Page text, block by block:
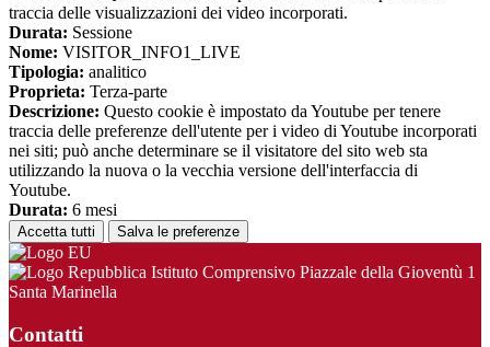
traccia delle visualizzazioni dei video incorporati.
Durata: Sessione
Nome: VISITOR_INFO1_LIVE
Tipologia: analitico
Proprieta: Terza-parte
Descrizione: Questo cookie è impostato da Youtube per tenere
traccia delle preferenze dell'utente per i video di Youtube incorporati
nei siti; può anche determinare se il visitatore del sito web sta
utilizzando la nuova o la vecchia versione dell'interfaccia di
Youtube.
Durata: 6 mesi
Accetta tutti Salva le preferenze
Istituto Comprensivo Piazzale della Gioventù 1
Santa Marinella
Contatti